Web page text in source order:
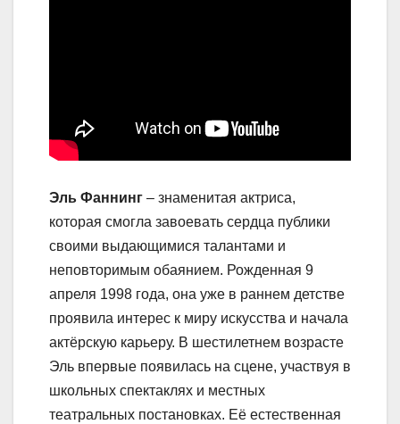
Эль Фаннинг – знаменитая актриса,
которая смогла завоевать сердца публики
своими выдающимися талантами и
неповторимым обаянием. Рожденная 9
апреля 1998 года, она уже в раннем детстве
проявила интерес к миру искусства и начала
актёрскую карьеру. В шестилетнем возрасте
Эль впервые появилась на сцене, участвуя в
школьных спектаклях и местных
театральных постановках. Её естественная